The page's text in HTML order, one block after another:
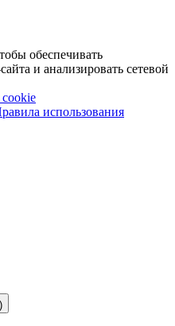
обеспечивать
и анализировать сетевой
использования